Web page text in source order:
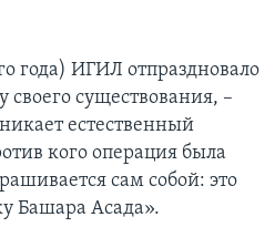
года) ИГИЛ отпраздновало
существования, –
естественный
кого операция была
сам собой: это
Башара Асада».